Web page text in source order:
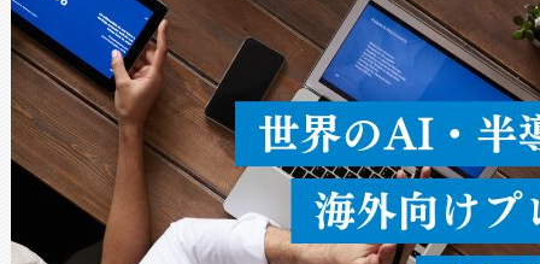
うにします。遠距離まで届く
密度なスキャ […]